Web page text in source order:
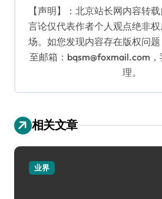
【声明】：北京站长网内容转
言论仅代表作者个人观点绝非
场。如您发现内容存在版权问
至邮箱：bqsm@foxmail.com
理。
相关文章
业界